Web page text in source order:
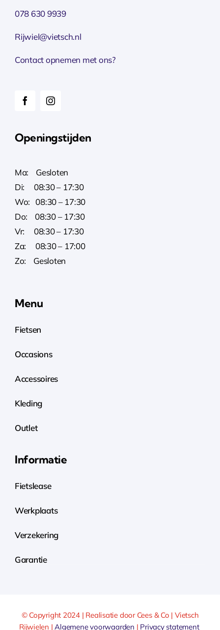
078 630 9939
Rijwiel@vietsch.nl
Contact opnemen met ons?
Openingstijden
Ma: Gesloten
Di: 08:30 – 17:30
Wo: 08:30 – 17:30
Do: 08:30 – 17:30
Vr: 08:30 – 17:30
Za: 08:30 – 17:00
Zo: Gesloten
Menu
Fietsen
Occasions
Accessoires
Kleding
Outlet
Informatie
Fietslease
Werkplaats
Verzekering
Garantie
© Copyright 2024 | Realisatie door Cees & Co | Vietsch
Rijwielen |Algemene voorwaarden | Privacy statement